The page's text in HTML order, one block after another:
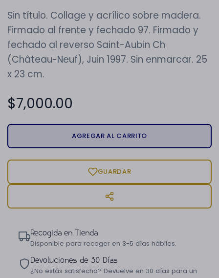
Sin título. Collage y acrílico sobre madera.
Firmado al frente y fechado 97. Firmado y
fechado al reverso Saint-Aubin Ch
(Château-Neuf), Juin 1997. Sin enmarcar. 25
x 23 cm.
$7,000.00
AGREGAR AL CARRITO
GUARDAR
Recogida en Tienda
Disponible para recoger en 3-5 días hábiles.
Devoluciones de 30 Días
¿No estás satisfecho? Devuelve en 30 días para un